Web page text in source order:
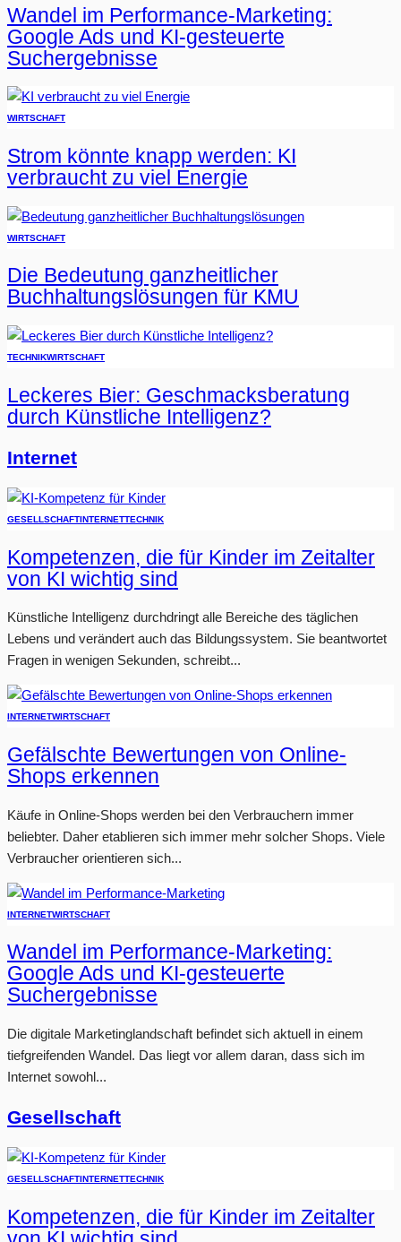
Wandel im Performance-Marketing:
Google Ads und KI-gesteuerte
Suchergebnisse
WIRTSCHAFT
Strom könnte knapp werden: KI
verbraucht zu viel Energie
WIRTSCHAFT
Die Bedeutung ganzheitlicher
Buchhaltungslösungen für KMU
TECHNIKWIRTSCHAFT
Leckeres Bier: Geschmacksberatung
durch Künstliche Intelligenz?
Internet
GESELLSCHAFTINTERNETTECHNIK
Kompetenzen, die für Kinder im Zeitalter
von KI wichtig sind
Künstliche Intelligenz durchdringt alle Bereiche des täglichen
Lebens und verändert auch das Bildungssystem. Sie beantwortet
Fragen in wenigen Sekunden, schreibt...
INTERNETWIRTSCHAFT
Gefälschte Bewertungen von Online-
Shops erkennen
Käufe in Online-Shops werden bei den Verbrauchern immer
beliebter. Daher etablieren sich immer mehr solcher Shops. Viele
Verbraucher orientieren sich...
INTERNETWIRTSCHAFT
Wandel im Performance-Marketing:
Google Ads und KI-gesteuerte
Suchergebnisse
Die digitale Marketinglandschaft befindet sich aktuell in einem
tiefgreifenden Wandel. Das liegt vor allem daran, dass sich im
Internet sowohl...
Gesellschaft
GESELLSCHAFTINTERNETTECHNIK
Kompetenzen, die für Kinder im Zeitalter